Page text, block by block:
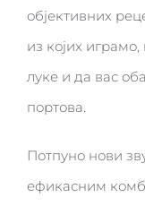
објективних
из којих
луке и да вас
портова.
Потпуно нови
ефикасним